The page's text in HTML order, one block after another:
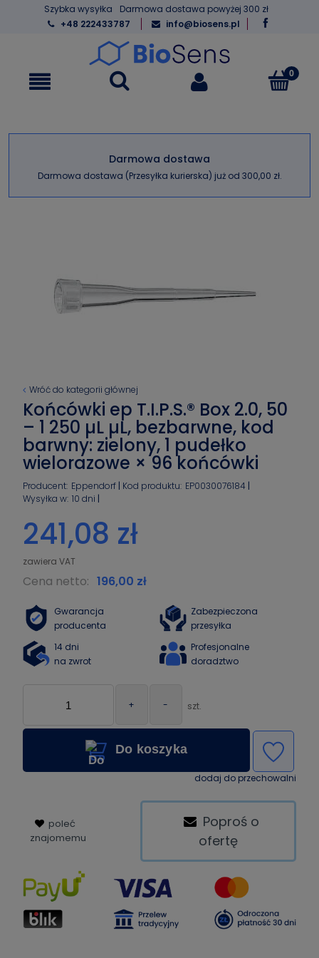
Szybka wysyłka
Darmowa dostawa powyżej 300 zł
+48 222433787
info@biosens.pl
Darmowa dostawa
Darmowa dostawa (Przesyłka kurierska) już od 300,00 zł.
Wróć do kategorii głównej
Końcówki ep T.I.P.S.® Box 2.0, 50
– 1 250 µL µL, bezbarwne, kod
barwny: zielony, 1 pudełko
wielorazowe × 96 końcówki
Producent: Eppendorf Kod produktu: EP0030076184
Wysyłka w: 10 dni
241,08 zł
Cena netto: 196,00 zł
Gwarancja
producenta
Zabezpieczona
przesyłka
14 dni
na zwrot
Profesjonalne
doradztwo
+ - szt.
Do koszyka
dodaj do przechowalni
poleć
znajomemu
Poproś o
ofertę